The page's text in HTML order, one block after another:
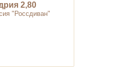
2,80
"Россдиван"